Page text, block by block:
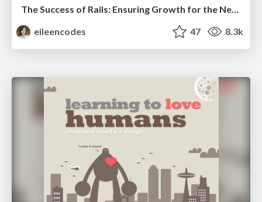
The Success of Rails: Ensuring Growth for the Next 100 Years
eileencodes
47 8.3k